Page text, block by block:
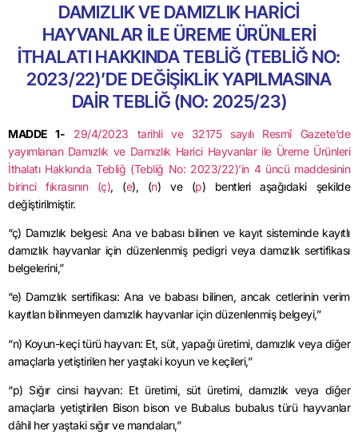
DAMIZLIK VE DAMIZLIK HARİCİ
HAYVANLAR İLE ÜREME ÜRÜNLERİ
İTHALATI HAKKINDA TEBLİĞ (TEBLİĞ NO:
2023/22)’DE DEĞİŞİKLİK YAPILMASINA
DAİR TEBLİĞ (NO: 2025/23)
MADDE 1-
29/4/2023 tarihli ve 32175 sayılı Resmî Gazete’de
yayımlanan Damızlık ve Damızlık Harici Hayvanlar ile Üreme Ürünleri
İthalatı Hakkında Tebliğ (Tebliğ No: 2023/22)’in 4 üncü maddesinin
birinci fıkrasının (ç), (e), (n) ve (p) bentleri aşağıdaki şekilde
değiştirilmiştir.
“ç) Damızlık belgesi: Ana ve babası bilinen ve kayıt sisteminde kayıtlı
damızlık hayvanlar için düzenlenmiş pedigri veya damızlık sertifikası
belgelerini,”
“e) Damızlık sertifikası: Ana ve babası bilinen, ancak cetlerinin verim
kayıtları bilinmeyen damızlık hayvanlar için düzenlenmiş belgeyi,”
“n) Koyun-keçi türü hayvan: Et, süt, yapağı üretimi, damızlık veya diğer
amaçlarla yetiştirilen her yaştaki koyun ve keçileri,”
“p) Sığır cinsi hayvan: Et üretimi, süt üretimi, damızlık veya diğer
amaçlarla yetiştirilen Bison bison ve Bubalus bubalus türü hayvanlar
dâhil her yaştaki sığır ve mandaları,”